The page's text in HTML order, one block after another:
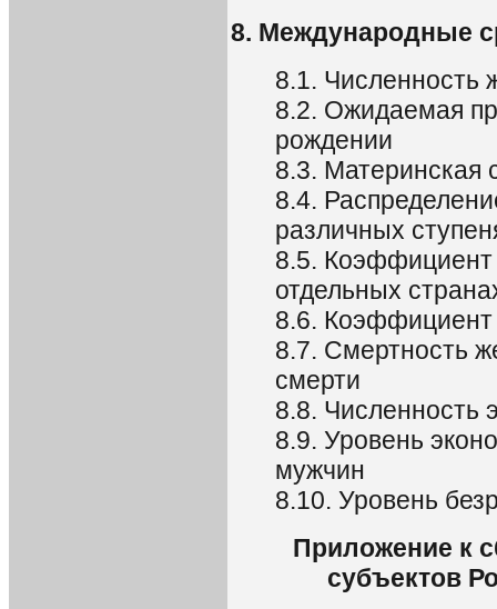
8. Международные
8.1.
8.2. Ожидаемая
рождении
8.3. Материнская
8.4.
различных
8.5. Коэффициент
отдельных
8.6. Коэффициент
8.7. Смертность
смерти
8.8. Численность
8.9. Уровень
мужчин
8.10. Уровень
Приложение к
субъектов